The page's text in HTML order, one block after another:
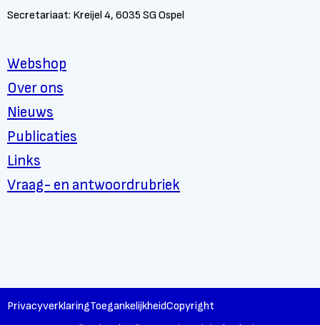
Secretariaat: Kreijel 4, 6035 SG Ospel
Webshop
Over ons
Nieuws
Publicaties
Links
Vraag- en antwoordrubriek
PrivacyverklaringToegankelijkheidCopyright